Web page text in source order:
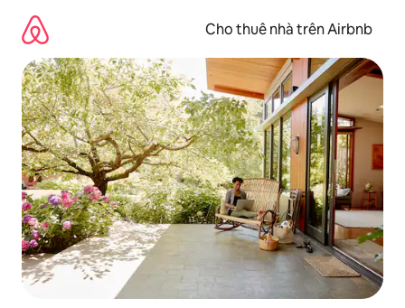
dung
Cho thuê nhà trên Airbnb